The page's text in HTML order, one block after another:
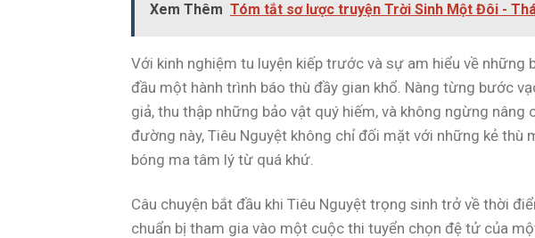
Xem Thêm Tóm tắt sơ lược truyện Trời Sinh Một Đôi -
Với kinh nghiệm tu luyện kiếp trước và sự am hiểu về những
đầu một hành trình báo thù đầy gian khổ. Nàng từng bước
giả, thu thập những bảo vật quý hiếm, và không ngừng nâng
đường này, Tiêu Nguyệt không chỉ đối mặt với những kẻ thù
bóng ma tâm lý từ quá khứ.
Câu chuyện bắt đầu khi Tiêu Nguyệt trọng sinh trở về thời
chuẩn bị tham gia vào một cuộc thi tuyển chọn đệ tử của